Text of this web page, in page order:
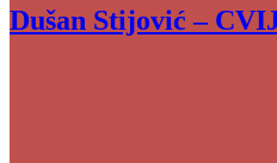
Dušan Stijović –